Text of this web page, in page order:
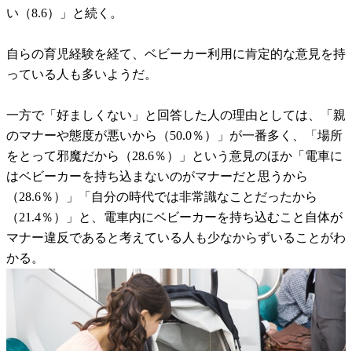
い（8.6）」と続く。
自らの育児経験を経て、ベビーカー利用に肯定的な意見を持
っている人も多いようだ。
一方で「好ましくない」と回答した人の理由としては、「親
のマナーや態度が悪いから（50.0％）」が一番多く、「場所
をとって邪魔だから（28.6％）」という意見のほか「電車に
はベビーカーを持ち込まないのがマナーだと思うから
（28.6％）」「自分の時代では非常識なことだったから
（21.4％）」と、電車内にベビーカーを持ち込むこと自体が
マナー違反であると考えている人も少なからずいることがわ
かる。